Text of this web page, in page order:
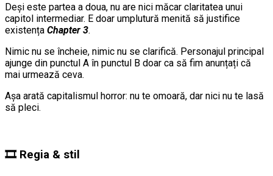
Deși este partea a doua, nu are nici măcar claritatea unui
capitol intermediar. E doar umplutură menită să justifice
existența Chapter 3.
Nimic nu se încheie, nimic nu se clarifică. Personajul principal
ajunge din punctul A în punctul B doar ca să fim anunțați că
mai urmează ceva.
Așa arată capitalismul horror: nu te omoară, dar nici nu te lasă
să pleci.
🎞️ Regia & stil